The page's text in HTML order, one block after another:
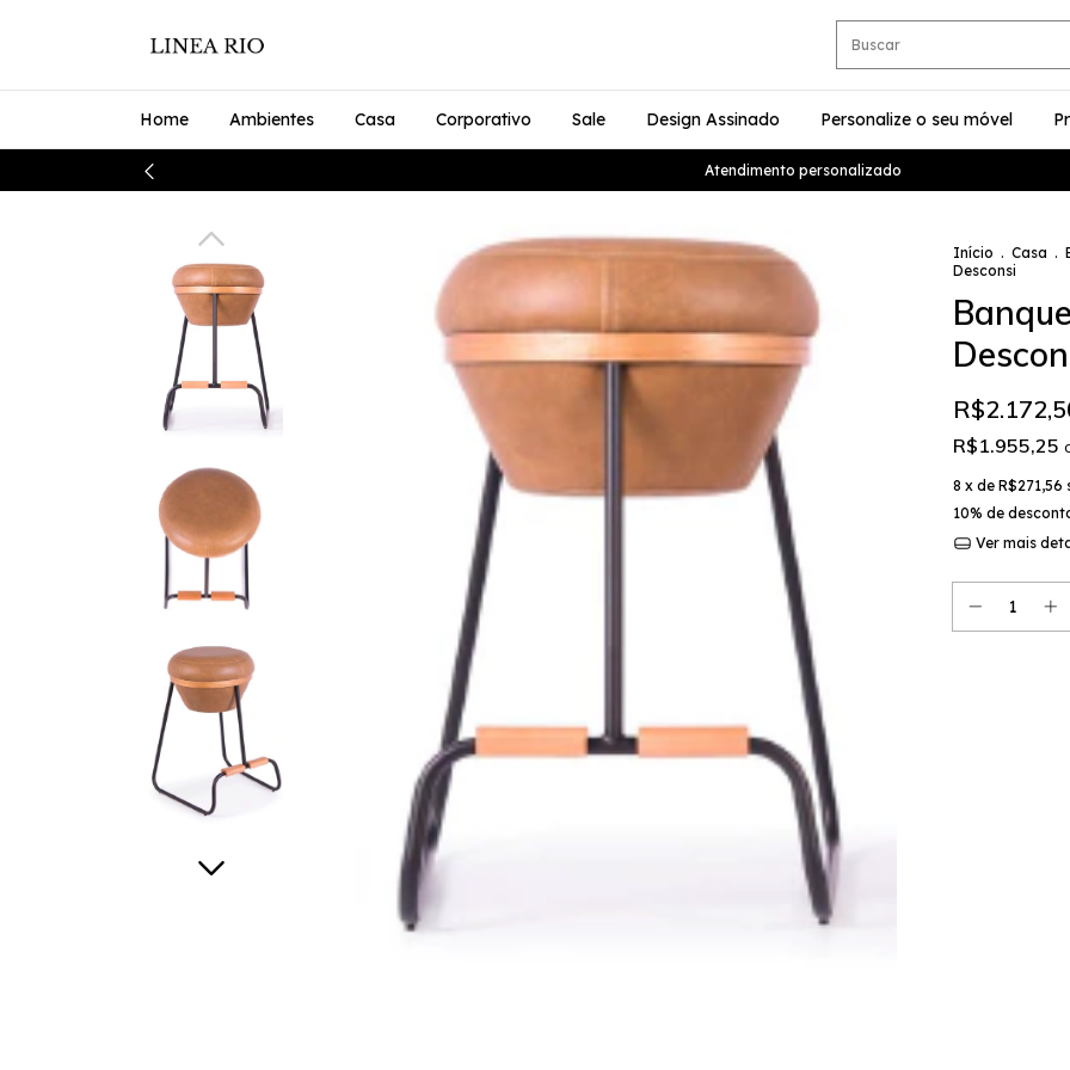
Home Ambientes Casa Corporativo Sale Design Assinado Personalize o seu móvel
Atendimento personalizado
Início . Casa .
Desconsi
R$1.955,25
8 x de R$271,56
10% de
Ver mais